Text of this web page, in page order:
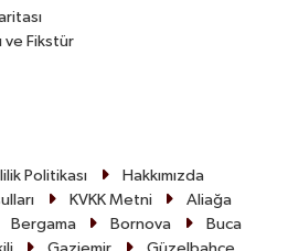
ve Fikstür
Politikası
Hakkımızda
KVKK Metni
Aliağa
Bergama Bornova
Buca